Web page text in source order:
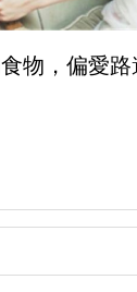
食物，偏愛